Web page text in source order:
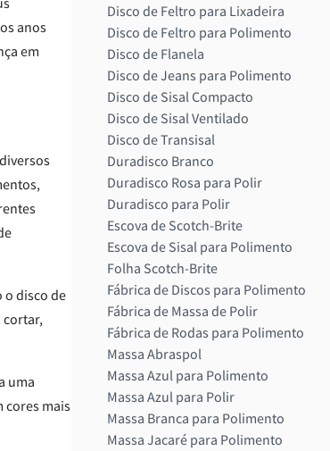
anos
em
o disco de
cortar,
uma
cores mais
Disco de Feltro para Lixadeira
Disco de Feltro para Polimento
Disco de Flanela
Disco de Jeans para Polimento
Disco de Sisal Compacto
Disco de Sisal Ventilado
Disco de Transisal
Duradisco Branco
Duradisco Rosa para Polir
Duradisco para Polir
Escova de Scotch-Brite
Escova de Sisal para Polimento
Folha Scotch-Brite
Fábrica de Discos para Polimento
Fábrica de Massa de Polir
Fábrica de Rodas para Polimento
Massa Abraspol
Massa Azul para Polimento
Massa Azul para Polir
Massa Branca para Polimento
Massa Jacaré para Polimento